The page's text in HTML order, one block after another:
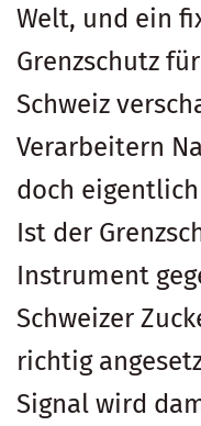
Welt, und ein
Grenzschutz
Schweiz
Verarbeitern
doch
Ist der
Instrument
Schweizer
richtig
Signal wird